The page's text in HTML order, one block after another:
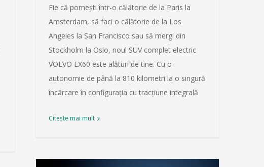
Fie că pornești într-o călătorie de la Paris la
Amsterdam, să faci o călătorie de la Los
Angeles la San Francisco sau să mergi din
Stockholm la Oslo, noul SUV complet electric
VOLVO EX60 este alături de tine. Cu o
autonomie de până la 810 kilometri la o singură
încărcare în configurația cu tracțiune integrală
Citește mai mult